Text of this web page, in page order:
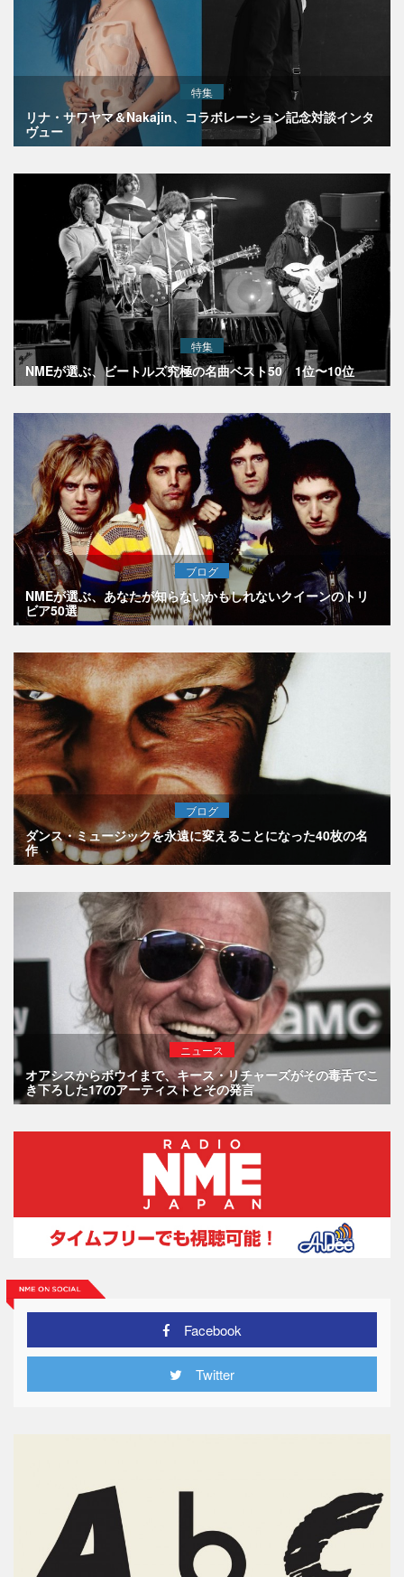
特集
リナ・サワヤマ＆Nakajin、コラボレーション記念対談インタ
ヴュー
特集
NMEが選ぶ、ビートルズ究極の名曲ベスト50 1位〜10位
ブログ
NMEが選ぶ、あなたが知らないかもしれないクイーンのトリ
ビア50選
ブログ
ダンス・ミュージックを永遠に変えることになった40枚の名
作
ニュース
オアシスからボウイまで、キース・リチャーズがその毒舌でこ
き下ろした17のアーティストとその発言
Facebook
Twitter